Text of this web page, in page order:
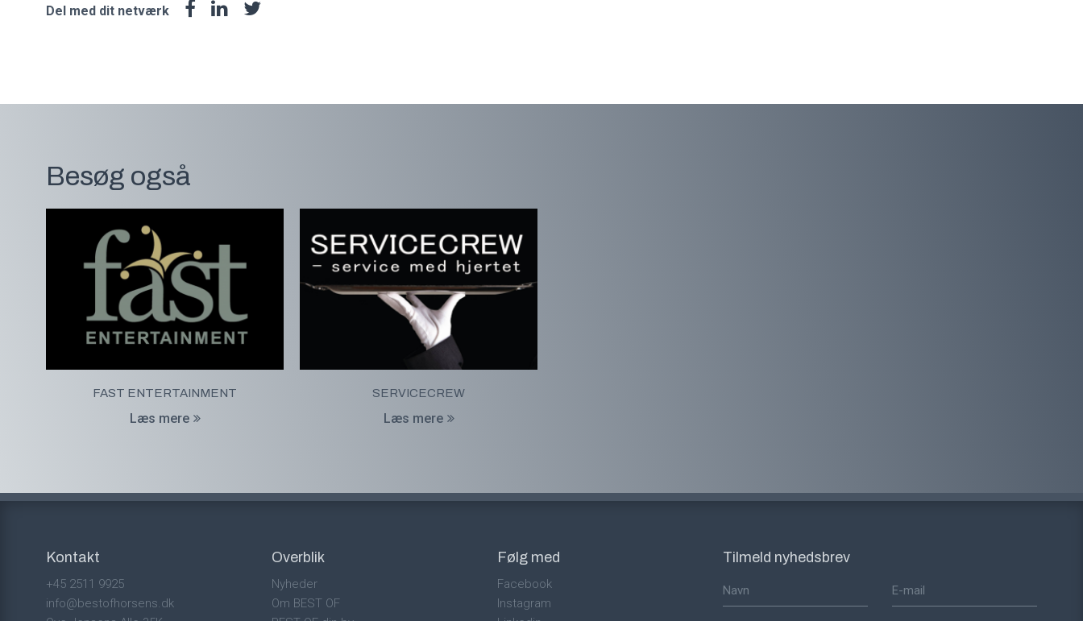
Del med dit netværk
Besøg også
FAST ENTERTAINMENT
Læs mere
SERVICECREW
Læs mere
Kontakt
+45 2511 9925
info@bestofhorsens.dk
Overblik
Nyheder
Om BEST OF
Følg med
Facebook
Instagram
Tilmeld nyhedsbrev